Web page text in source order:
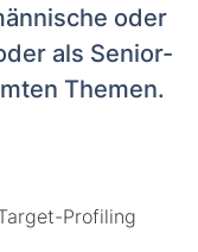
oder
als Senior-
Themen.
Profiling